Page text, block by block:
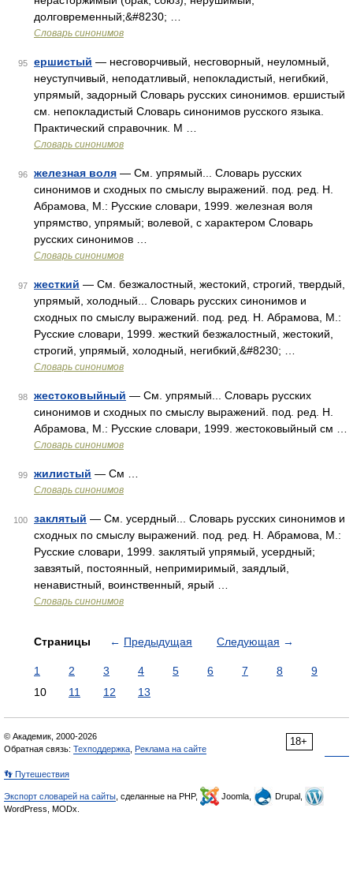
долговременный;&#8230; …
Словарь синонимов
95 ершистый — несговорчивый, несговорный, неуломный,
неуступчивый, неподатливый, непокладистый, негибкий,
упрямый, задорный Словарь русских синонимов. ершистый
см. непокладистый Словарь синонимов русского языка.
Практический справочник. М …
Словарь синонимов
96 железная воля — См. упрямый... Словарь русских
синонимов и сходных по смыслу выражений. под. ред. Н.
Абрамова, М.: Русские словари, 1999. железная воля
упрямство, упрямый; волевой, с характером Словарь
русских синонимов …
Словарь синонимов
97 жесткий — См. безжалостный, жестокий, строгий, твердый,
упрямый, холодный... Словарь русских синонимов и
сходных по смыслу выражений. под. ред. Н. Абрамова, М.:
Русские словари, 1999. жесткий безжалостный, жестокий,
строгий, упрямый, холодный, негибкий,&#8230; …
Словарь синонимов
98 жестоковыйный — См. упрямый... Словарь русских
синонимов и сходных по смыслу выражений. под. ред. Н.
Абрамова, М.: Русские словари, 1999. жестоковыйный см …
Словарь синонимов
99 жилистый — См …
Словарь синонимов
100 заклятый — См. усердный... Словарь русских синонимов и
сходных по смыслу выражений. под. ред. Н. Абрамова, М.:
Русские словари, 1999. заклятый упрямый, усердный;
завзятый, постоянный, непримиримый, заядлый,
ненавистный, воинственный, ярый …
Словарь синонимов
Страницы ← Предыдущая Следующая →
1 2 3 4 5 6 7 8
9
10
11 12 13
18+
© Академик, 2000-2026
Обратная связь: Техподдержка Реклама на сайте
👣 Путешествия
Экспорт словарей на сайты , сделанные на PHP, Joomla,
Drupal,
WordPress, MODx.